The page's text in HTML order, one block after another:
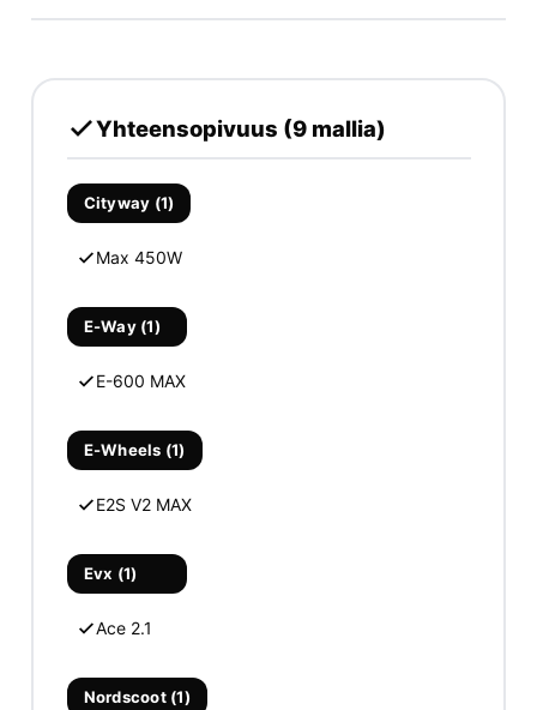
Yhteensopivuus (9 mallia)
Cityway (1)
Max 450W
E-Way (1)
E-600 MAX
E-Wheels (1)
E2S V2 MAX
Evx (1)
Ace 2.1
Nordscoot (1)